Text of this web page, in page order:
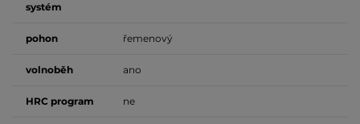
systém
pohon řemenový
volnoběh ano
HRC program ne